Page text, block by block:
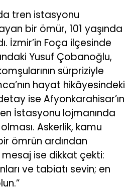
tren istasyonu
bir ömür, 101 yaşında
İzmir’in Foça ilçesinde
Yusuf Çobanoğlu,
sürpriziyle
hayat hikâyesindeki
ise Afyonkarahisar’ın
İstasyonu lojmanında
Askerlik, kamu
ömrün ardından
ise dikkat çekti:
ve tabiatı sevin; en